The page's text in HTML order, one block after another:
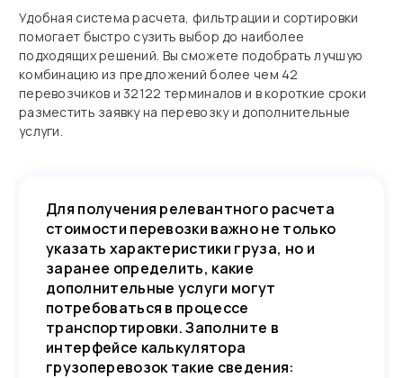
Удобная система расчета, фильтрации и сортировки
помогает быстро сузить выбор до наиболее
подходящих решений. Вы сможете подобрать лучшую
комбинацию из предложений более чем 42
перевозчиков и 32122 терминалов и в короткие сроки
разместить заявку на перевозку и дополнительные
услуги.
Для получения релевантного расчета
стоимости перевозки важно не только
указать характеристики груза, но и
заранее определить, какие
дополнительные услуги могут
потребоваться в процессе
транспортировки. Заполните в
интерфейсе калькулятора
грузоперевозок такие сведения: